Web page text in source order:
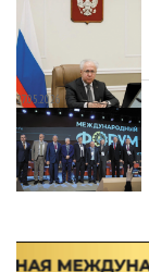
27.05.2026